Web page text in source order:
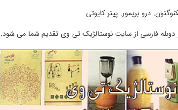
درو بریمور, پیتر کایوتی
و دوبله فارسی از سایت نوستالژیک تی وی تقدیم شما می شود.